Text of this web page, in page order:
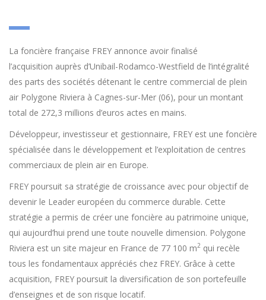
La foncière française FREY annonce avoir finalisé
l’acquisition auprès d’Unibail-Rodamco-Westfield de l’intégralité
des parts des sociétés détenant le centre commercial de plein
air Polygone Riviera à Cagnes-sur-Mer (06), pour un montant
total de 272,3 millions d’euros actes en mains.
Développeur, investisseur et gestionnaire, FREY est une foncière
spécialisée dans le développement et l’exploitation de centres
commerciaux de plein air en Europe.
FREY poursuit sa stratégie de croissance avec pour objectif de
devenir le Leader européen du commerce durable. Cette
stratégie a permis de créer une foncière au patrimoine unique,
qui aujourd’hui prend une toute nouvelle dimension. Polygone
Riviera est un site majeur en France de 77 100 m2 qui recèle
tous les fondamentaux appréciés chez FREY. Grâce à cette
acquisition, FREY poursuit la diversification de son portefeuille
d’enseignes et de son risque locatif.